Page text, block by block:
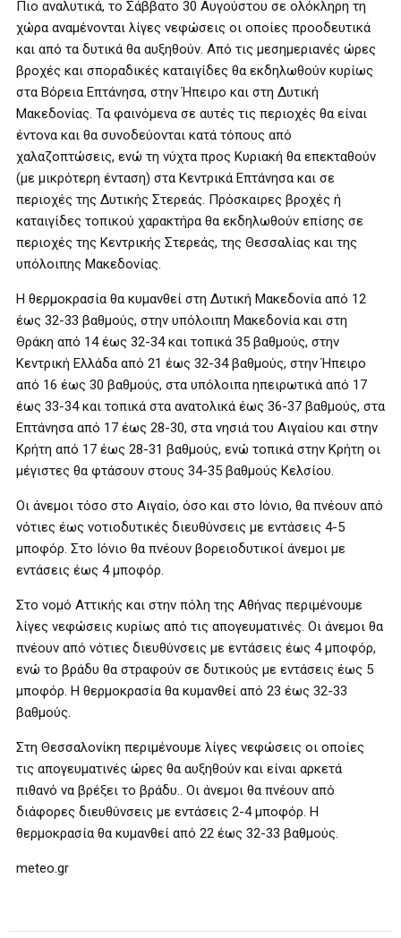
Πιο αναλυτικά, το Σάββατο 30 Αυγούστου σε ολόκληρη τη
χώρα αναμένονται λίγες νεφώσεις οι οποίες προοδευτικά
και από τα δυτικά θα αυξηθούν. Από τις μεσημεριανές ώρες
βροχές και σποραδικές καταιγίδες θα εκδηλωθούν κυρίως
στα Βόρεια Επτάνησα, στην Ήπειρο και στη Δυτική
Μακεδονίας. Τα φαινόμενα σε αυτές τις περιοχές θα είναι
έντονα και θα συνοδεύονται κατά τόπους από
χαλαζοπτώσεις, ενώ τη νύχτα προς Κυριακή θα επεκταθούν
(με μικρότερη ένταση) στα Κεντρικά Επτάνησα και σε
περιοχές της Δυτικής Στερεάς. Πρόσκαιρες βροχές ή
καταιγίδες τοπικού χαρακτήρα θα εκδηλωθούν επίσης σε
περιοχές της Κεντρικής Στερεάς, της Θεσσαλίας και της
υπόλοιπης Μακεδονίας.
Η θερμοκρασία θα κυμανθεί στη Δυτική Μακεδονία από 12
έως 32-33 βαθμούς, στην υπόλοιπη Μακεδονία και στη
Θράκη από 14 έως 32-34 και τοπικά 35 βαθμούς, στην
Κεντρική Ελλάδα από 21 έως 32-34 βαθμούς, στην Ήπειρο
από 16 έως 30 βαθμούς, στα υπόλοιπα ηπειρωτικά από 17
έως 33-34 και τοπικά στα ανατολικά έως 36-37 βαθμούς, στα
Επτάνησα από 17 έως 28-30, στα νησιά του Αιγαίου και στην
Κρήτη από 17 έως 28-31 βαθμούς, ενώ τοπικά στην Κρήτη οι
μέγιστες θα φτάσουν στους 34-35 βαθμούς Κελσίου.
Οι άνεμοι τόσο στο Αιγαίο, όσο και στο Ιόνιο, θα πνέουν από
νότιες έως νοτιοδυτικές διευθύνσεις με εντάσεις 4-5
μποφόρ. Στο Ιόνιο θα πνέουν βορειοδυτικοί άνεμοι με
εντάσεις έως 4 μποφόρ.
Στο νομό Αττικής και στην πόλη της Αθήνας περιμένουμε
λίγες νεφώσεις κυρίως από τις απογευματινές. Οι άνεμοι θα
πνέουν από νότιες διευθύνσεις με εντάσεις έως 4 μποφόρ,
ενώ το βράδυ θα στραφούν σε δυτικούς με εντάσεις έως 5
μποφόρ. Η θερμοκρασία θα κυμανθεί από 23 έως 32-33
βαθμούς.
Στη Θεσσαλονίκη περιμένουμε λίγες νεφώσεις οι οποίες
τις απογευματινές ώρες θα αυξηθούν και είναι αρκετά
πιθανό να βρέξει το βράδυ.. Οι άνεμοι θα πνέουν από
διάφορες διευθύνσεις με εντάσεις 2-4 μποφόρ. Η
θερμοκρασία θα κυμανθεί από 22 έως 32-33 βαθμούς.
meteo.gr